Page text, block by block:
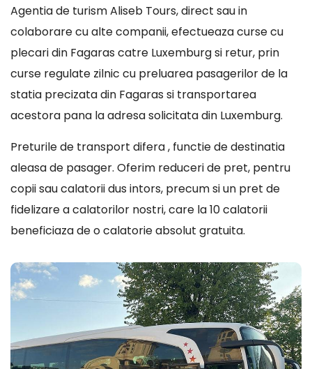
Agentia de turism Aliseb Tours, direct sau in
colaborare cu alte companii, efectueaza curse cu
plecari din Fagaras catre Luxemburg si retur, prin
curse regulate zilnic cu preluarea pasagerilor de la
statia precizata din Fagaras si transportarea
acestora pana la adresa solicitata din Luxemburg.
Preturile de transport difera , functie de destinatia
aleasa de pasager. Oferim reduceri de pret, pentru
copii sau calatorii dus intors, precum si un pret de
fidelizare a calatorilor nostri, care la 10 calatorii
beneficiaza de o calatorie absolut gratuita.